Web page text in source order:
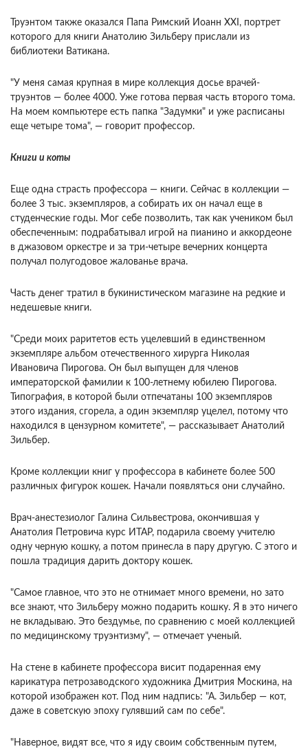
Труэнтом также оказался Папа Римский Иоанн XXI, портрет
которого для книги Анатолию Зильберу прислали из
библиотеки Ватикана.
"У меня самая крупная в мире коллекция досье врачей-
труэнтов — более 4000. Уже готова первая часть второго тома.
На моем компьютере есть папка "Задумки" и уже расписаны
еще четыре тома", — говорит профессор.
Книги и коты
Еще одна страсть профессора — книги. Сейчас в коллекции —
более 3 тыс. экземпляров, а собирать их он начал еще в
студенческие годы. Мог себе позволить, так как учеником был
обеспеченным: подрабатывал игрой на пианино и аккордеоне
в джазовом оркестре и за три-четыре вечерних концерта
получал полугодовое жалованье врача.
Часть денег тратил в букинистическом магазине на редкие и
недешевые книги.
"Среди моих раритетов есть уцелевший в единственном
экземпляре альбом отечественного хирурга Николая
Ивановича Пирогова. Он был выпущен для членов
императорской фамилии к 100-летнему юбилею Пирогова.
Типография, в которой были отпечатаны 100 экземпляров
этого издания, сгорела, а один экземпляр уцелел, потому что
находился в цензурном комитете", — рассказывает Анатолий
Зильбер.
Кроме коллекции книг у профессора в кабинете более 500
различных фигурок кошек. Начали появляться они случайно.
Врач-анестезиолог Галина Сильвестрова, окончившая у
Анатолия Петровича курс ИТАР, подарила своему учителю
одну черную кошку, а потом принесла в пару другую. С этого и
пошла традиция дарить доктору кошек.
"Самое главное, что это не отнимает много времени, но зато
все знают, что Зильберу можно подарить кошку. Я в это ничего
не вкладываю. Это бездумье, по сравнению с моей коллекцией
по медицинскому труэнтизму", — отмечает ученый.
На стене в кабинете профессора висит подаренная ему
карикатура петрозаводского художника Дмитрия Москина, на
которой изображен кот. Под ним надпись: "А. Зильбер — кот,
даже в советскую эпоху гулявший сам по себе".
"Наверное, видят все, что я иду своим собственным путем,